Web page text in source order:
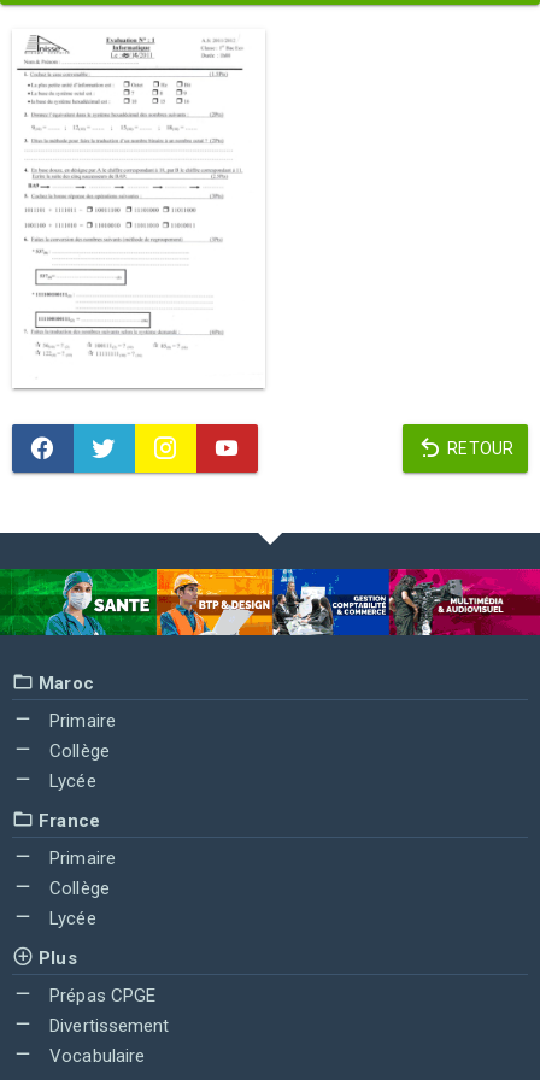
RETOUR
Maroc
Primaire
Collège
Lycée
France
Primaire
Collège
Lycée
Plus
Prépas CPGE
Divertissement
Vocabulaire